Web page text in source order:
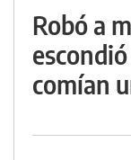
Robó a
comían